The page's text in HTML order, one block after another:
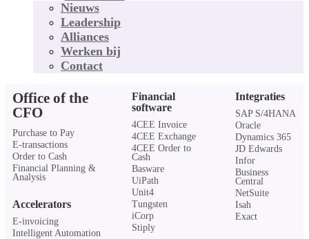
Nieuws
Leadership
Alliances
Werken bij
Contact
Office of the
CFO
Purchase to Pay
E-transactions
Order to Cash
Financial Planning &
Analysis
Accelerators
E-invoicing
Intelligent Automation
Financial
software
4CEE Invoice
4CEE Exchange
4CEE Order to
Cash
Basware
UiPath
Unit4
Tungsten
iCorp
Stiply
Integraties
SAP S/4HANA
Oracle
Dynamics 365
JD Edwards
Infor
Business
Central
NetSuite
Isah
Exact